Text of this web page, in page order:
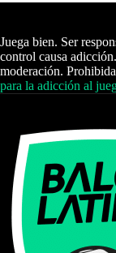
Juega bien. Ser
control causa
moderación.
para la adicción al